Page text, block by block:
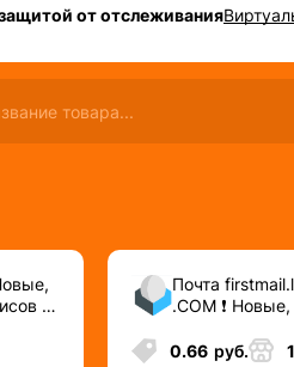
от отслеживания
и
Почта
.COM ❗️
прочих
0.66 руб.